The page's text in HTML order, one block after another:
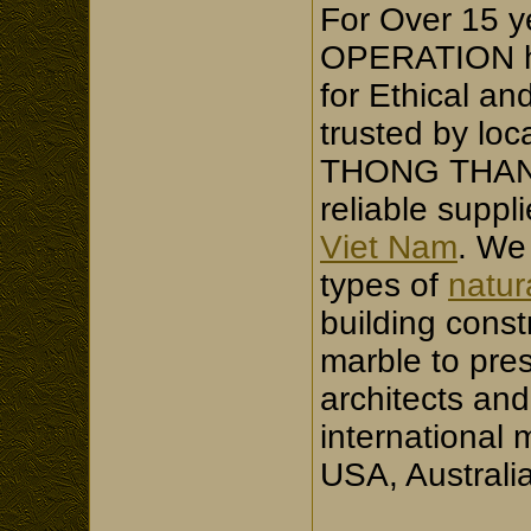
For Over 15
OPERATION
for Ethical
trusted by
THONG
reliable
Viet Nam.
types of
building
marble to
architects
international
USA,